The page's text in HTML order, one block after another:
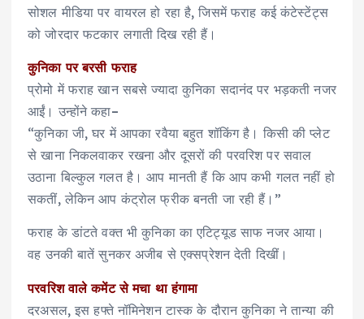
सोशल मीडिया पर वायरल हो रहा है, जिसमें फराह कई कंटेस्टेंट्स
को जोरदार फटकार लगाती दिख रही हैं।
कुनिका पर बरसी फराह
प्रोमो में फराह खान सबसे ज्यादा कुनिका सदानंद पर भड़कती नजर
आईं। उन्होंने कहा–
“कुनिका जी, घर में आपका रवैया बहुत शॉकिंग है। किसी की प्लेट
से खाना निकलवाकर रखना और दूसरों की परवरिश पर सवाल
उठाना बिल्कुल गलत है। आप मानती हैं कि आप कभी गलत नहीं हो
सकतीं, लेकिन आप कंट्रोल फ्रीक बनती जा रही हैं।”
फराह के डांटते वक्त भी कुनिका का एटिट्यूड साफ नजर आया।
वह उनकी बातें सुनकर अजीब से एक्सप्रेशन देती दिखीं।
परवरिश वाले कमेंट से मचा था हंगामा
दरअसल, इस हफ्ते नॉमिनेशन टास्क के दौरान कुनिका ने तान्या की